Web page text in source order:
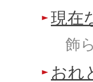
現在
飾
おれ